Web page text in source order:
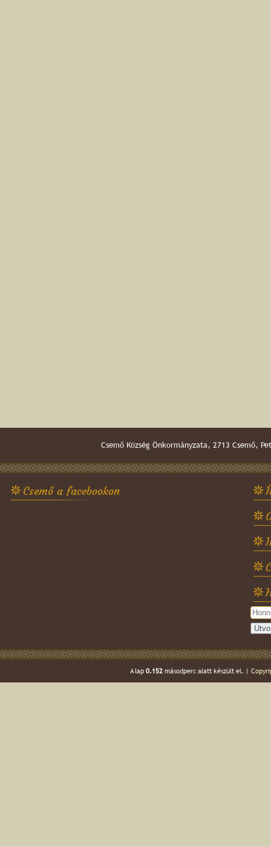
Csemő Község Önkormányzata, 2713
Csemő a facebookon
A lap 0.152másodperc alatt készült el. |